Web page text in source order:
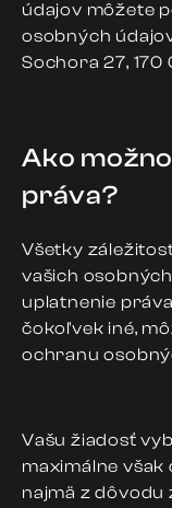
údajov môžete
osobných
Sochora 27, 170
Ako
práva?
Všetky
vašich
uplatnenie
čokoľvek iné,
ochranu
Vašu žiadosť
maximálne však
najmä z dôvodu